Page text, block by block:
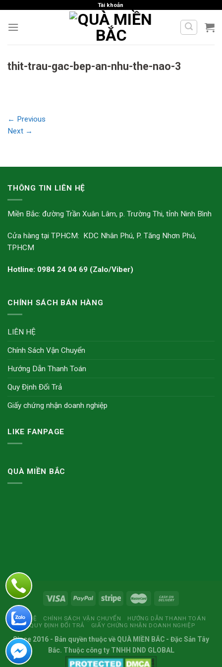
content
Tài khoản
thit-trau-gac-bep-an-nhu-the-nao-3
← Previous
Next →
THÔNG TIN LIÊN HỆ
Miền Bắc: đường Trần Xuân Lâm, p. Trường Thi, tỉnh Ninh Bình
Cửa hàng tại TPHCM: KDC Nhân Phú, P. Tăng Nhơn Phú,
TPHCM
Hotline: 0984 24 04 69 (Zalo/Viber)
CHÍNH SÁCH BÁN HÀNG
LIÊN HỆ
Chính Sách Vận Chuyển
Hướng Dẫn Thanh Toán
Quy Định Đổi Trả
Giấy chứng nhận doanh nghiệp
LIKE FANPAGE
QUÀ MIỀN BẮC
LIÊN HỆ CHÍNH SÁCH VẬN CHUYỂN
HƯỚNG DẪN THANH TOÁN
QUY ĐỊNH ĐỔI TRẢ
GIẤY CHỨNG NHẬN DOANH NGHIỆP
Since 2016 - Bản quyền thuộc về QUÀ MIỀN BẮC - Đặc Sản Tây
Bắc. Thuộc công ty TNHH DND GLOBAL